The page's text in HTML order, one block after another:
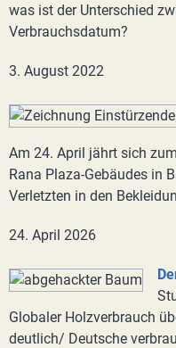
was ist der Unterschied
Verbrauchsdatum?
3. August 2022
Am 24. April jährt sich
Rana Plaza-Gebäudes in
Verletzten in den
24. April 2026
Globaler Holzverbrauch
deutlich/ Deutsche